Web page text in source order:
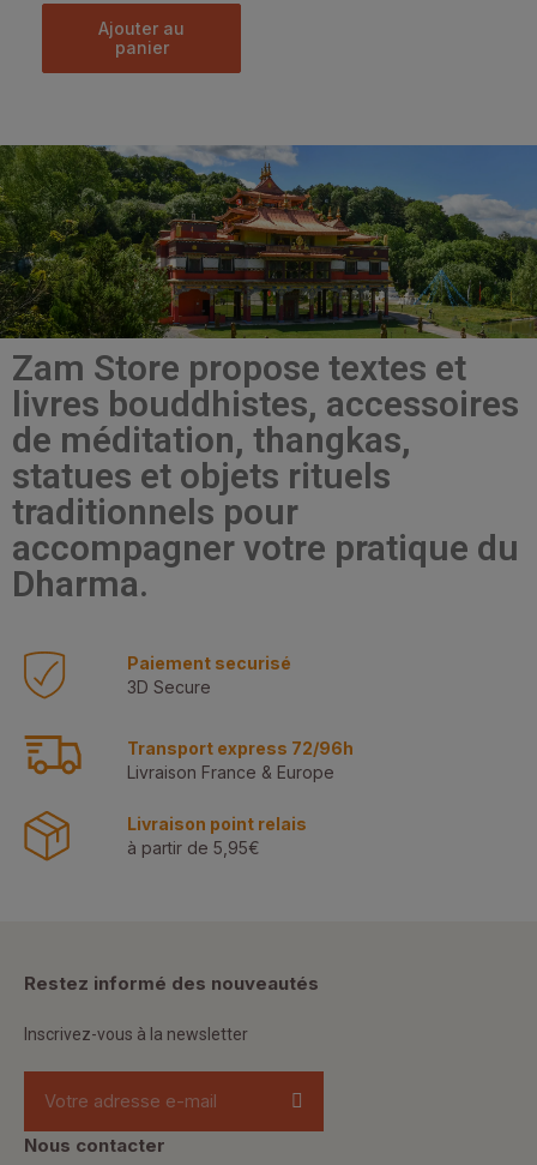
ajouter au
panier
Zam Store propose textes et
livres bouddhistes, accessoires
de méditation, thangkas,
statues et objets rituels
traditionnels pour
accompagner votre pratique du
Dharma.
Paiement securisé
3D Secure
Transport express 72/96h
Livraison France & Europe
Livraison point relais
à partir de 5,95€
Restez informé des nouveautés
Inscrivez-vous à la newsletter
Nous contacter